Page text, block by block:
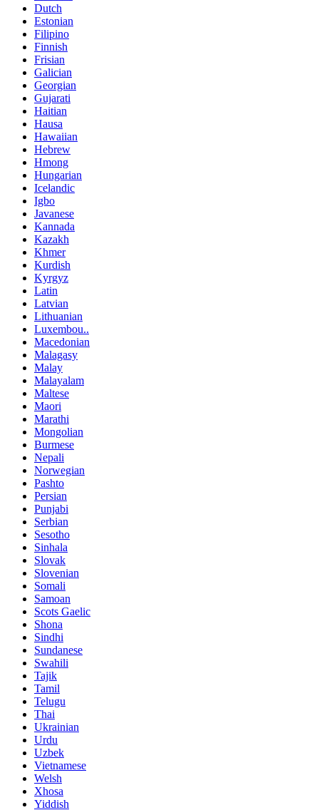
Dutch
Estonian
Filipino
Finnish
Frisian
Galician
Georgian
Gujarati
Haitian
Hausa
Hawaiian
Hebrew
Hmong
Hungarian
Icelandic
Igbo
Javanese
Kannada
Kazakh
Khmer
Kurdish
Kyrgyz
Latin
Latvian
Lithuanian
Luxembou..
Macedonian
Malagasy
Malay
Malayalam
Maltese
Maori
Marathi
Mongolian
Burmese
Nepali
Norwegian
Pashto
Persian
Punjabi
Serbian
Sesotho
Sinhala
Slovak
Slovenian
Somali
Samoan
Scots Gaelic
Shona
Sindhi
Sundanese
Swahili
Tajik
Tamil
Telugu
Thai
Ukrainian
Urdu
Uzbek
Vietnamese
Welsh
Xhosa
Yiddish